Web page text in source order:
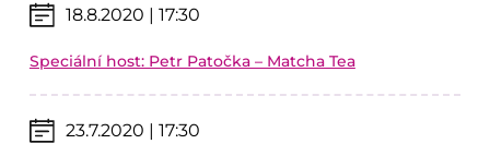
18.8.2020 | 17:30
Speciální host: Petr Patočka – Matcha Tea
23.7.2020 | 17:30